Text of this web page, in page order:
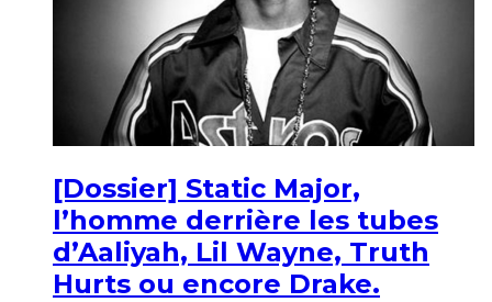
[Dossier] Static Major,
l’homme derrière les tubes
d’Aaliyah, Lil Wayne, Truth
Hurts ou encore Drake.